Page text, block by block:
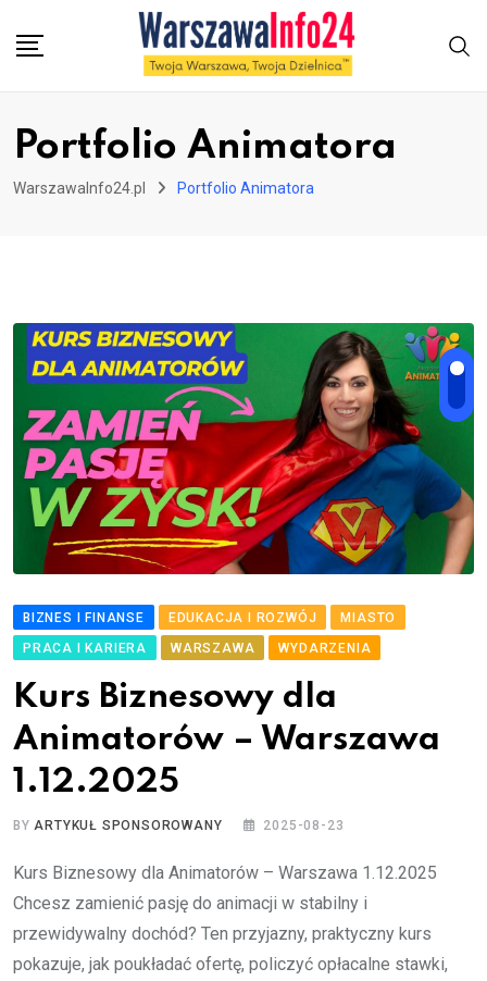
Portfolio Animatora
WarszawaInfo24.pl Portfolio Animatora
BIZNES I FINANSE EDUKACJA I ROZWÓJ
MIASTO
PRACA I KARIERA
WARSZAWA WYDARZENIA
Kurs Biznesowy dla
Animatorów – Warszawa
1.12.2025
BYARTYKUŁ SPONSOROWANY 2025-08-23
Kurs Biznesowy dla Animatorów – Warszawa 1.12.2025
Chcesz zamienić pasję do animacji w stabilny i
przewidywalny dochód? Ten przyjazny, praktyczny kurs
pokazuje, jak poukładać ofertę, policzyć opłacalne stawki,